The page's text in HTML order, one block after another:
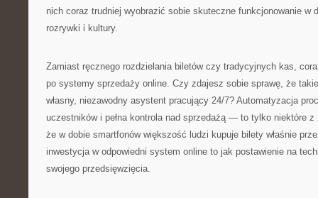
nich coraz trudniej wyobrazić sobie skuteczne funkcjonowanie w
rozrywki i kultury.
Zamiast ręcznego rozdzielania biletów czy tradycyjnych kas,
po systemy sprzedaży online. Czy zdajesz sobie sprawę, że
własny, niezawodny asystent pracujący 24/7? Automatyzacja
uczestników i pełna kontrola nad sprzedażą — to tylko niektóre
że w dobie smartfonów większość ludzi kupuje bilety właśnie
inwestycja w odpowiedni system online to jak postawienie na
swojego przedsięwzięcia.